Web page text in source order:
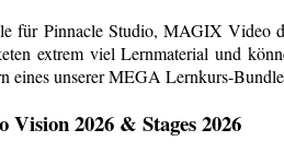
für Pinnacle Studio, MAGIX
extrem viel Lernmaterial und
eines unserer MEGA Lernkurs-
2026 & Stages 2026